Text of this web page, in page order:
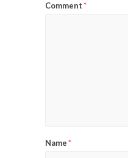
Comment*
Name*